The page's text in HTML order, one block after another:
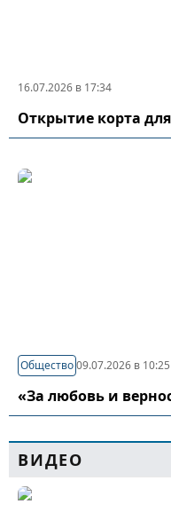
16.07.2026 в 17:34
Открытие корта
Общество09.07.2026 в 10:25
«За любовь и
ВИДЕО